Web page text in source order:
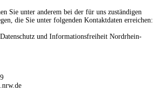
Sie unter anderem bei der für uns zuständigen
die Sie unter folgenden Kontaktdaten erreichen:
und Informationsfreiheit Nordrhein-